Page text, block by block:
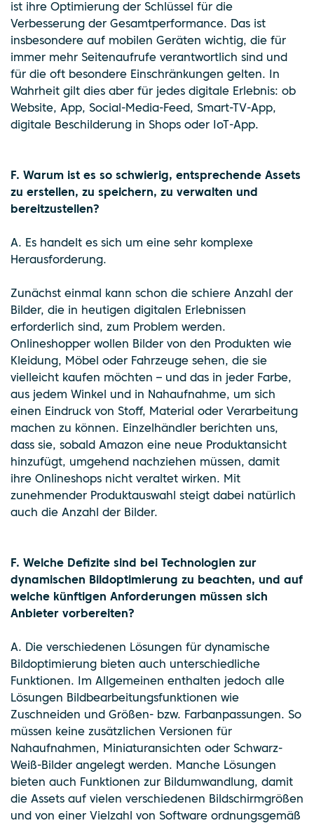
ist ihre Optimierung der Schlüssel für die
Verbesserung der Gesamtperformance. Das ist
insbesondere auf mobilen Geräten wichtig, die für
immer mehr Seitenaufrufe verantwortlich sind und
für die oft besondere Einschränkungen gelten. In
Wahrheit gilt dies aber für jedes digitale Erlebnis: ob
Website, App, Social-Media-Feed, Smart-TV-App,
digitale Beschilderung in Shops oder IoT-App.
F. Warum ist es so schwierig, entsprechende Assets
zu erstellen, zu speichern, zu verwalten und
bereitzustellen?
A. Es handelt es sich um eine sehr komplexe
Herausforderung.
Zunächst einmal kann schon die schiere Anzahl der
Bilder, die in heutigen digitalen Erlebnissen
erforderlich sind, zum Problem werden.
Onlineshopper wollen Bilder von den Produkten wie
Kleidung, Möbel oder Fahrzeuge sehen, die sie
vielleicht kaufen möchten – und das in jeder Farbe,
aus jedem Winkel und in Nahaufnahme, um sich
einen Eindruck von Stoff, Material oder Verarbeitung
machen zu können. Einzelhändler berichten uns,
dass sie, sobald Amazon eine neue Produktansicht
hinzufügt, umgehend nachziehen müssen, damit
ihre Onlineshops nicht veraltet wirken. Mit
zunehmender Produktauswahl steigt dabei natürlich
auch die Anzahl der Bilder.
F. Welche Defizite sind bei Technologien zur
dynamischen Bildoptimierung zu beachten, und auf
welche künftigen Anforderungen müssen sich
Anbieter vorbereiten?
A. Die verschiedenen Lösungen für dynamische
Bildoptimierung bieten auch unterschiedliche
Funktionen. Im Allgemeinen enthalten jedoch alle
Lösungen Bildbearbeitungsfunktionen wie
Zuschneiden und Größen- bzw. Farbanpassungen. So
müssen keine zusätzlichen Versionen für
Nahaufnahmen, Miniaturansichten oder Schwarz-
Weiß-Bilder angelegt werden. Manche Lösungen
bieten auch Funktionen zur Bildumwandlung, damit
die Assets auf vielen verschiedenen Bildschirmgrößen
und von einer Vielzahl von Software ordnungsgemäß